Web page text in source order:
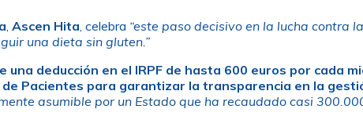
Ascen Hita , celebra “este paso decisivo en la lucha contra
una dieta sin gluten.”
una deducción en el IRPF de hasta 600 euros por cada
Pacientes para garantizar la transparencia en la
asumible por un Estado que ha recaudado casi